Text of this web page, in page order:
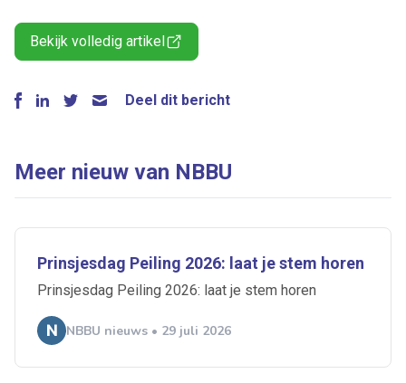
Bekijk volledig artikel
Deel dit bericht
Meer nieuw van NBBU
Prinsjesdag Peiling 2026: laat je stem horen
Prinsjesdag Peiling 2026: laat je stem horen
NBBU nieuws • 29 juli 2026